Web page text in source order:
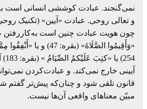
نمی‌گنجند. عبادت کوششی انسانی است
و تعالی روحی. عبادت «آیین» (تکنیک
چون هویت ‏عبادت چنین است به‌کاررفتن
«وَأَقِيمُوا الصَّلَاةَ» (بقره:
254)
‏آیینی خارج نمی‌کند. و عبادت‌کردن
قانون تلقی شود و چنان‌که ‏پیش‌تر گفتم
مبیّن معناهای واقعی آن‌ها نیست.‏